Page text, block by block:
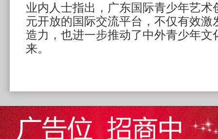
业内人士指出，广东国际青少年艺术
元开放的国际交流平台，不仅有效激
造力，也进一步推动了中外青少年文
来。